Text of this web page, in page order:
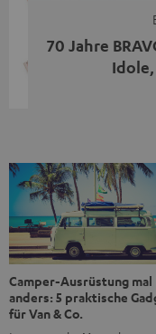
70 Jahre
1956 begleitet das
Pop, kleine
Jubiläum werfen
Jugendmarke: Wie
Camper-Ausrüstung mal
anders: 5 praktische
für Van & Co.